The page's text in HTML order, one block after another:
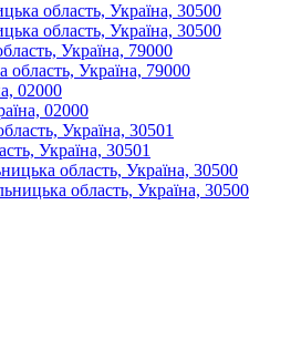
область, Україна, 30500
область, Україна, 30500
Україна, 79000
область, Україна, 79000
02000
02000
Україна, 30501
Україна, 30501
область, Україна, 30500
область, Україна, 30500